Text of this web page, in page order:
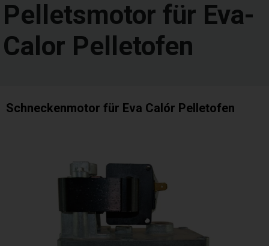
Pelletsmotor für Eva-
Calor Pelletofen
Schneckenmotor für Eva Calór Pelletofen